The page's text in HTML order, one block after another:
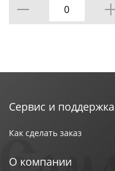
Сервис и поддержка
Как сделать заказ
О компании